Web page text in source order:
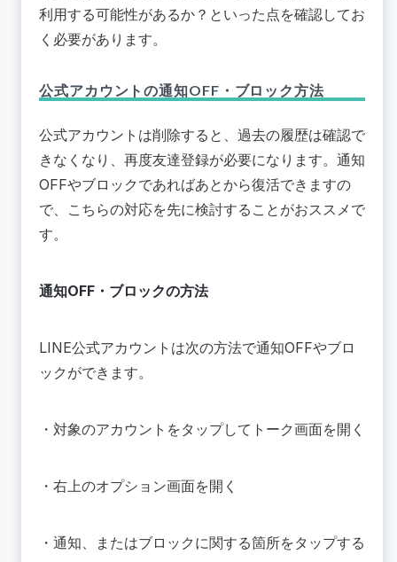
利用する可能性があるか？といった点を確認してお
く必要があります。
公式アカウントの通知OFF・ブロック方法
公式アカウントは削除すると、過去の履歴は確認で
きなくなり、再度友達登録が必要になります。通知
OFFやブロックであればあとから復活できますの
で、こちらの対応を先に検討することがおススメで
す。
通知OFF・ブロックの方法
LINE公式アカウントは次の方法で通知OFFやブロ
ックができます。
・対象のアカウントをタップしてトーク画面を開く
・右上のオプション画面を開く
・通知、またはブロックに関する箇所をタップする